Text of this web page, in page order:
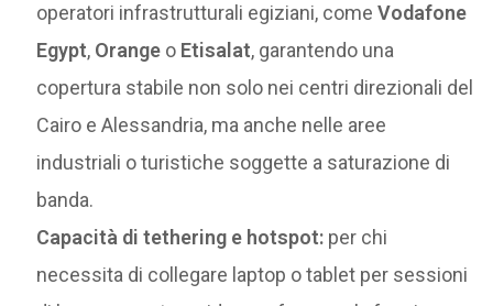
operatori infrastrutturali egiziani, comeVodafone
Egypt, Orange o Etisalat, garantendo una
copertura stabile non solo nei centri direzionali del
Cairo e Alessandria, ma anche nelle aree
industriali o turistiche soggette a saturazione di
banda.
Capacità di tethering e hotspot: per chi
necessita di collegare laptop o tablet per sessioni